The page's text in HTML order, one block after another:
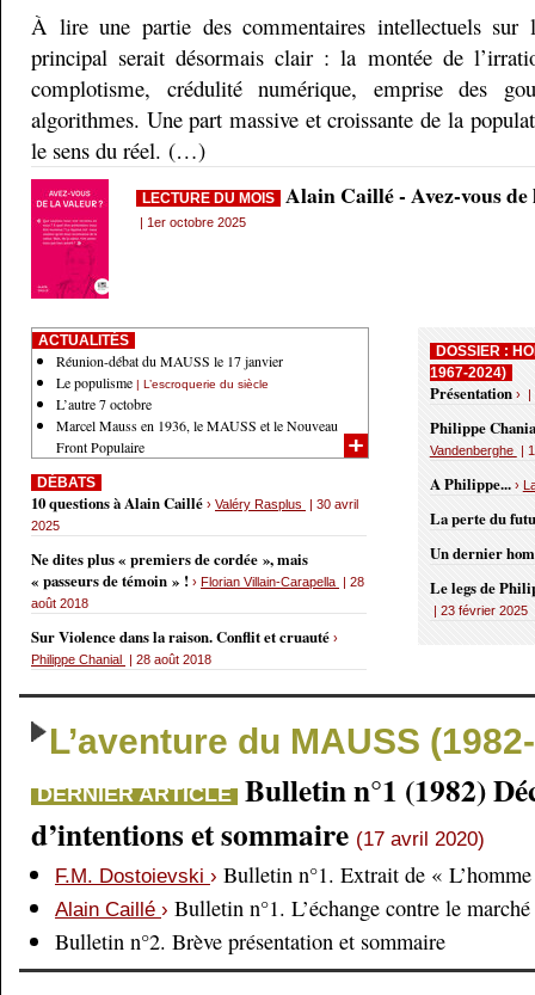
À lire une partie des commentaires intellectuels sur
principal serait désormais clair : la montée de
complotisme, crédulité numérique, emprise des
algorithmes. Une part massive et croissante de la
le sens du réel. (…)
LECTURE DU MOIS Alain Caillé - Avez-vous
| 1er octobre 2025
DOSSIER :
1967-2024)
Présentation › |
Philippe
Vandenberghe |
A Philippe... ›
La perte du
Un dernier
Le legs de
| 23 février 2025
ACTUALITÉS
Réunion-débat du MAUSS le 17 janvier
Le populisme | L’escroquerie du siècle
L’autre 7 octobre
Marcel Mauss en 1936, le MAUSS et le Nouveau
Front Populaire
DÉBATS
10 questions à Alain Caillé › Valéry Rasplus
| 30 avril
2025
Ne dites plus « premiers de cordée », mais
« passeurs de témoin » ! › Florian Villain-Carapella | 28
août 2018
Sur Violence dans la raison. Conflit et cruauté ›
Philippe Chanial | 28 août 2018
L’aventure du MAUSS
DERNIER ARTICLE Bulletin n°1 (1982)
d’intentions et sommaire (17 avril 2020)
F.M. Dostoievski › Bulletin n°1. Extrait de «
Alain Caillé › Bulletin n°1. L’échange contre le marché
Bulletin n°2. Brève présentation et sommaire